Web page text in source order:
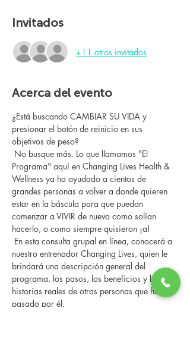
Invitados
+11 otros invitados
Acerca del evento
¿Está buscando CAMBIAR SU VIDA y
presionar el botón de reinicio en sus
objetivos de peso?
Programa" aquí en Changing Lives Health &
Wellness ya ha ayudado a cientos de
grandes personas a volver a donde quieren
estar en la báscula para que puedan
comenzar a VIVIR de nuevo como solían
hacerlo, o como siempre quisieron ¡a!
nuestro entrenador Changing Lives, quien le
brindará una descripción general del
programa, los pasos, los beneficios y las
historias reales de otras personas que han
pasado por él.